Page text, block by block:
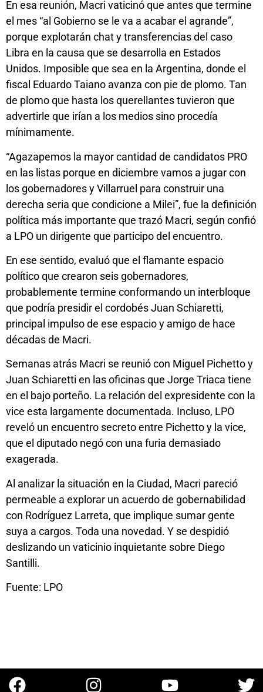
En esa reunión, Macri vaticinó que antes que termine
el mes “al Gobierno se le va a acabar el agrande”,
porque explotarán chat y transferencias del caso
Libra en la causa que se desarrolla en Estados
Unidos. Imposible que sea en la Argentina, donde el
fiscal Eduardo Taiano avanza con pie de plomo. Tan
de plomo que hasta los querellantes tuvieron que
advertirle que irían a los medios sino procedía
mínimamente.
“Agazapemos la mayor cantidad de candidatos PRO
en las listas porque en diciembre vamos a jugar con
los gobernadores y Villarruel para construir una
derecha seria que condicione a Milei”, fue la definición
política más importante que trazó Macri, según confió
a LPO un dirigente que participo del encuentro.
En ese sentido, evaluó que el flamante espacio
político que crearon seis gobernadores,
probablemente termine conformando un interbloque
que podría presidir el cordobés Juan Schiaretti,
principal impulso de ese espacio y amigo de hace
décadas de Macri.
Semanas atrás Macri se reunió con Miguel Pichetto y
Juan Schiaretti en las oficinas que Jorge Triaca tiene
en el bajo porteño. La relación del expresidente con la
vice esta largamente documentada. Incluso, LPO
reveló un encuentro secreto entre Pichetto y la vice,
que el diputado negó con una furia demasiado
exagerada.
Al analizar la situación en la Ciudad, Macri pareció
permeable a explorar un acuerdo de gobernabilidad
con Rodríguez Larreta, que implique sumar gente
suya a cargos. Toda una novedad. Y se despidió
deslizando un vaticinio inquietante sobre Diego
Santilli.
Fuente: LPO